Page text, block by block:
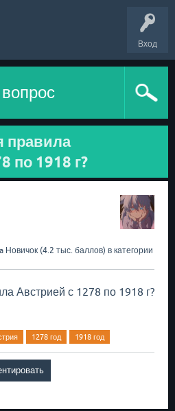
Вход
правила
по 1918 г?
Новичок (4.2 тыс. баллов) в категории
Австрией с 1278 по 1918 г?
1278 год 1918 год